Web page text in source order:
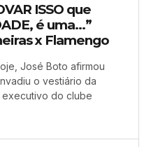
ISSO que
é uma…”
x Flamengo
José Boto afirmou
o vestiário da
executivo do clube